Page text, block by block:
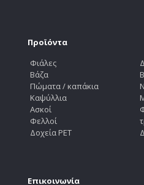
Προϊόντα
Φιάλες
Βάζα
Πώματα / καπάκια
Καψύλλια
Ασκοί
Φελλοί
Δοχεία PET
Επικοινωνία